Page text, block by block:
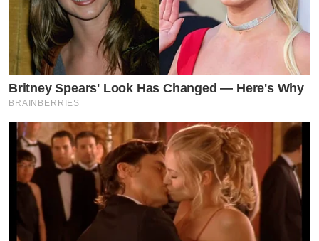
Britney Spears' Look Has Changed — Here's Why
BRAINBERRIES